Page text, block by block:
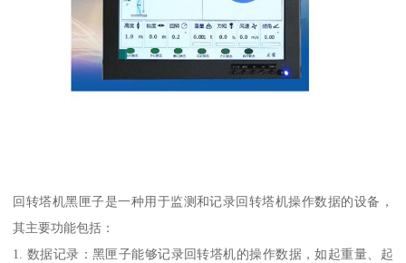
回转塔机黑匣子是一种用于监测和记录回转塔机操作数据的设备，
其主要功能包括：
1. 数据记录：黑匣子能够记录回转塔机的操作数据，如起重量、起